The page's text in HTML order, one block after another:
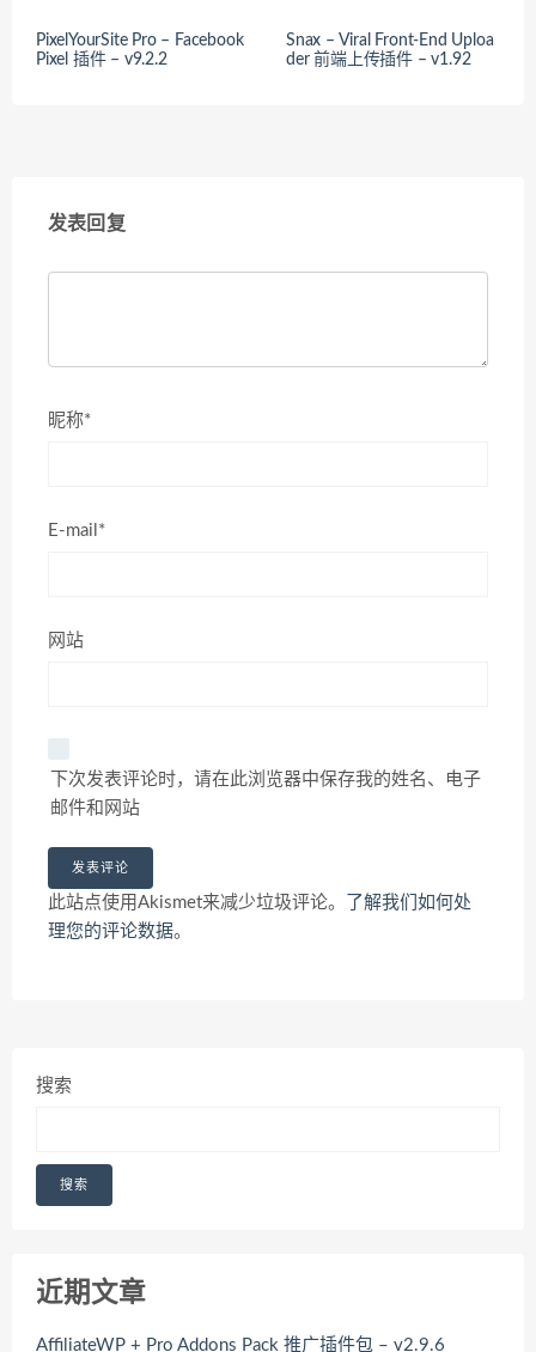
PixelYourSite Pro – Facebook
Pixel 插件 – v9.2.2
Snax – Viral Front-End Uploa
der 前端上传插件 – v1.92
发表回复
昵称*
E-mail*
网站
下次发表评论时，请在此浏览器中保存我的姓名、电子
邮件和网站
此站点使用Akismet来减少垃圾评论。
了解我们如何处
理您的评论数据。
搜索
搜索
近期文章
AffiliateWP + Pro Addons Pack 推广插件包 – v2.9.6